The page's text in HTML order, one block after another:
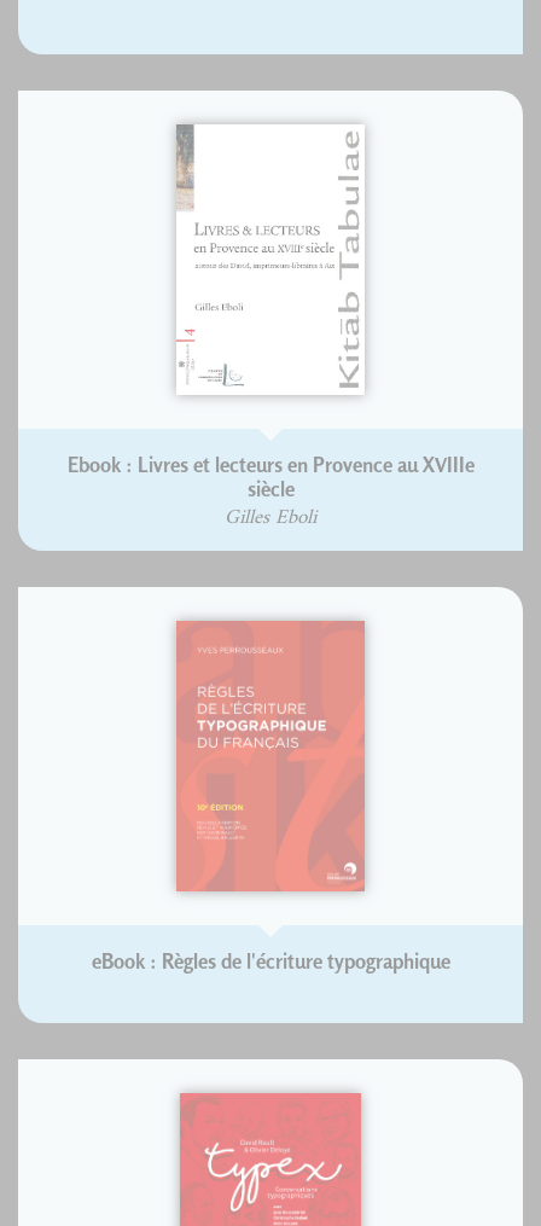
Ebook : Livres et lecteurs en Provence au XVIIIe
siècle
Gilles Eboli
eBook : Règles de l'écriture typographique